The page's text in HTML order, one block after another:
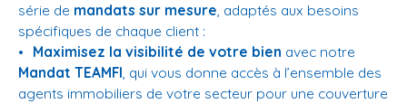
série de mandats sur mesure, adaptés aux besoins
spécifiques de chaque client :
Maximisez la visibilité de votre bien avec notre
Mandat TEAMFI, qui vous donne accès à l’ensemble des
agents immobiliers de votre secteur pour une couverture